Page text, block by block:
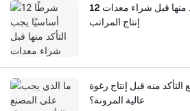
12 شرطًا أساسيًا يجب التأكد منها قبل شراء معدات
إنتاج المراتب
منه قبل إنتاج رغوة
عالية المرونة؟